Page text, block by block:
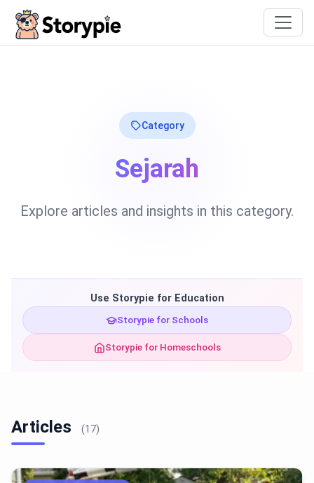
Category
Sejarah
Explore articles and insights in this category.
Use Storypie for Education
Storypie for Schools
Storypie for Homeschools
Articles (17)